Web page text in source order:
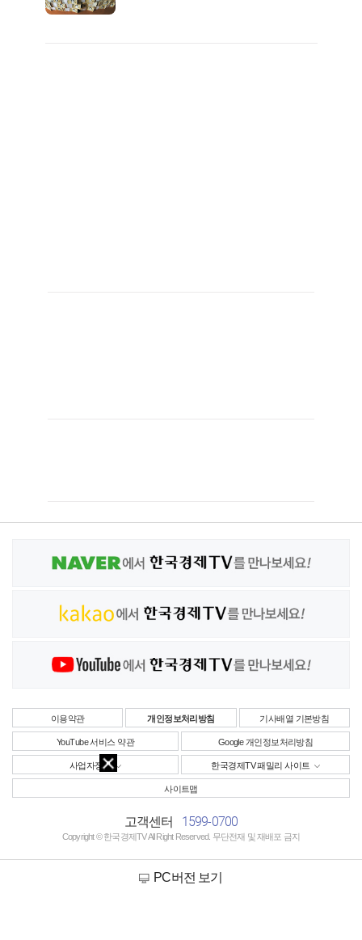
이용약관 개인정보처리방침 기사배열 기본방침
YouTube 서비스 약관 Google 개인정보처리방침
사업자정보 한국경제TV 패밀리 사이트
사이트맵
고객센터 1599-0700
Copyright © 한국경제TV All Right Reserved. 무단전재 및 재배포 금지
PC버전 보기